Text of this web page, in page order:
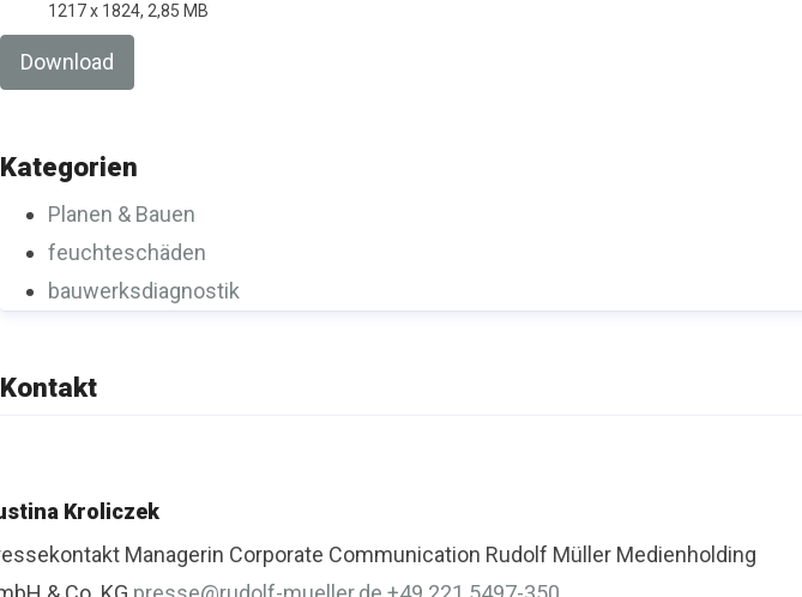
1217 x 1824, 2,85 MB
Download
Kategorien
Planen & Bauen
feuchteschäden
bauwerksdiagnostik
Kontakt
Kroliczek
Managerin Corporate Communication Rudolf Müller Medienholding